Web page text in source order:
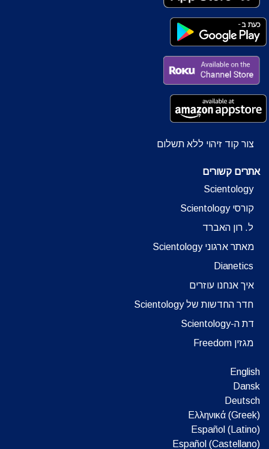
צור קוד זיהוי ללא תשלום
אתרים קשורים
Scientology
קורסי Scientology
ל. רון האברד
מאתר ארגוני Scientology
Dianetics
איך אנחנו עוזרים
חדר החדשות של Scientology
דת ה-Scientology
מגזין Freedom
English
Dansk
Deutsch
Ελληνικά (Greek)
Español (Latino)
Español (Castellano)